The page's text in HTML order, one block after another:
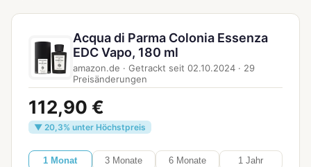
Acqua di Parma Colonia Essenza
EDC Vapo, 180 ml
amazon.de · Getrackt seit 02.10.2024 · 29
Preisänderungen
112,90 €
▼ 20,3% unter Höchstpreis
1 Monat 3 Monate 6 Monate 1 Jahr